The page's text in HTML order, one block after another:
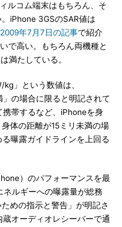
ルコム端末はもちろん、そ
iPhone 3GSのSAR値は
2009年7月7日の記事で紹介
で高い。もちろん両機種と
満たしている。
」という数値は、
」の場合に限ると明記されて
帯するなど、iPhoneを身
体の距離が15ミリ未満の場
曝露ガイドラインを上回る
）のパフォーマンスを最
ルギーへの曝露量が総務
めの指示と警告」が明記さ
オーディオレシーバーで通